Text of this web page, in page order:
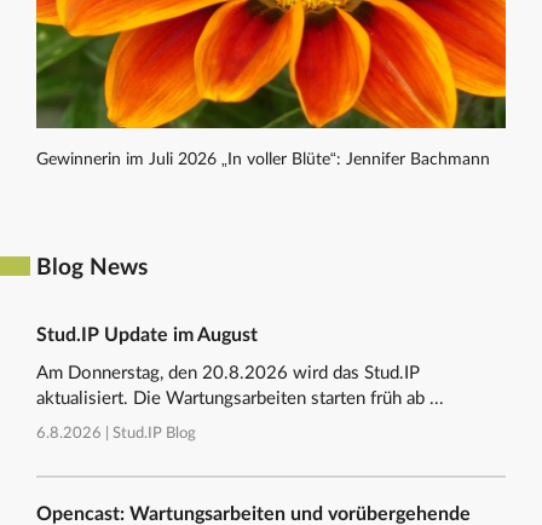
Gewinnerin im Juli 2026 „In voller Blüte“: Jennifer Bachmann
Blog News
Stud.IP Update im August
Am Donnerstag, den 20.8.2026 wird das Stud.IP
aktualisiert. Die Wartungsarbeiten starten früh ab ...
6.8.2026 | Stud.IP Blog
Opencast: Wartungsarbeiten und vorübergehende